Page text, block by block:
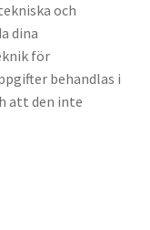
och
dina
för
behandlas i
att den inte